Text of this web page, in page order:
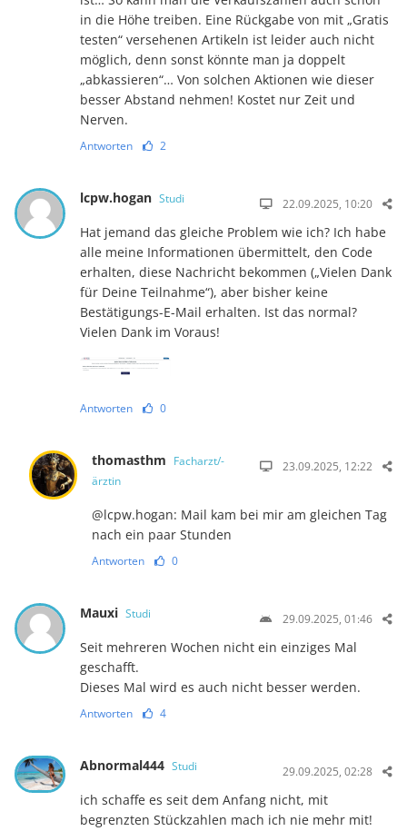
in die Höhe treiben. Eine Rückgabe von mit „Gratis
testen“ versehenen Artikeln ist leider auch nicht
möglich, denn sonst könnte man ja doppelt
„abkassieren“… Von solchen Aktionen wie dieser
besser Abstand nehmen! Kostet nur Zeit und
Nerven.
Antworten 2
lcpw.hogan Studi 22.09.2025, 10:20
Hat jemand das gleiche Problem wie ich? Ich habe
alle meine Informationen übermittelt, den Code
erhalten, diese Nachricht bekommen („Vielen Dank
für Deine Teilnahme“), aber bisher keine
Bestätigungs-E-Mail erhalten. Ist das normal?
Vielen Dank im Voraus!
Antworten 0
thomasthm Facharzt/-
ärztin
23.09.2025, 12:22
@lcpw.hogan: Mail kam bei mir am gleichen Tag
nach ein paar Stunden
Antworten 0
Mauxi Studi 29.09.2025, 01:46
Seit mehreren Wochen nicht ein einziges Mal
geschafft.
Dieses Mal wird es auch nicht besser werden.
Antworten 4
Abnormal444 Studi 29.09.2025, 02:28
ich schaffe es seit dem Anfang nicht, mit
begrenzten Stückzahlen mach ich nie mehr mit!